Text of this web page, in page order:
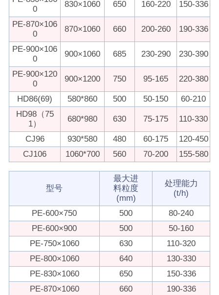
0
830×1060 650 160-220 150-336
PE-870×106
0
870×1060 660 200-260 190-336
PE-900×106
0
900×1060 685 230-290 230-390
PE-900×120
0
900×1200 750 95-165 220-380
HD86(69) 580*860 500 50-150
60-210
HD98（75
1）
680*980 630 75-175 110-330
CJ96 930*580 480 60-175
120-450
CJ106
1060*700 560 70-200 155-580
型号
最大进
料粒度
(mm)
处理能力
(t/h)
PE-600×750 500
80-240
PE-600×900
500
50-160
PE-750×1060
630
110-320
PE-800×1060
640
130-330
PE-830×1060
650
150-336
PE-870×1060
660
190-336